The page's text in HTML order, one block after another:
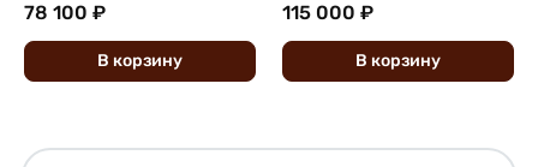
78 100 ₽
В корзину
115 000 ₽
В корзину